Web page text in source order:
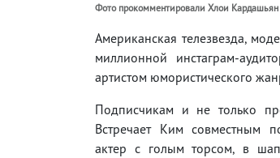
Фото прокомментировали Хлои
Американская телезвезда,
миллионной инстаграм-
артистом юмористического
Подписчикам и не только
Встречает Ким совместным
актер с голым торсом, в